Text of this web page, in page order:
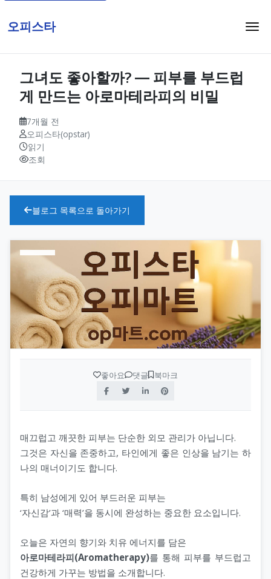
오피스타
그녀도 좋아할까? ― 피부를 부드럽
게 만드는 아로마테라피의 비밀
7개월 전
오피스타(opstar)
읽기
조회
블로그 목록으로 돌아가기
좋아요 댓글 북마크
매끄럽고 깨끗한 피부는 단순한 외모 관리가 아닙니다.
그것은 자신을 존중하고, 타인에게 좋은 인상을 남기는 하
나의 매너이기도 합니다.
특히 남성에게 있어 부드러운 피부는
‘자신감’과 ‘매력’을 동시에 완성하는 중요한 요소입니다.
오늘은 자연의 향기와 치유 에너지를 담은
아로마테라피(Aromatherapy)를 통해 피부를 부드럽고
건강하게 가꾸는 방법을 소개합니다.